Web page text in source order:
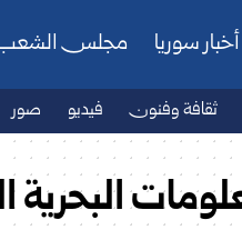
أخبار سوريا مجلس
ثقافة وفنون فيديو صور